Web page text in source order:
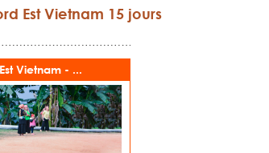
Est Vietnam 15 jours
Vietnam - ...